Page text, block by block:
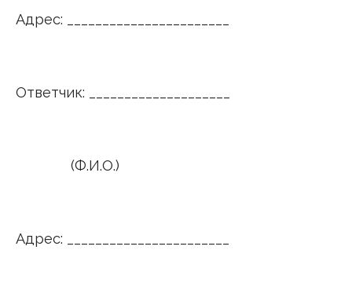
Адрес: _______________________
Ответчик: ____________________
(Ф.И.О.)
Адрес: _______________________